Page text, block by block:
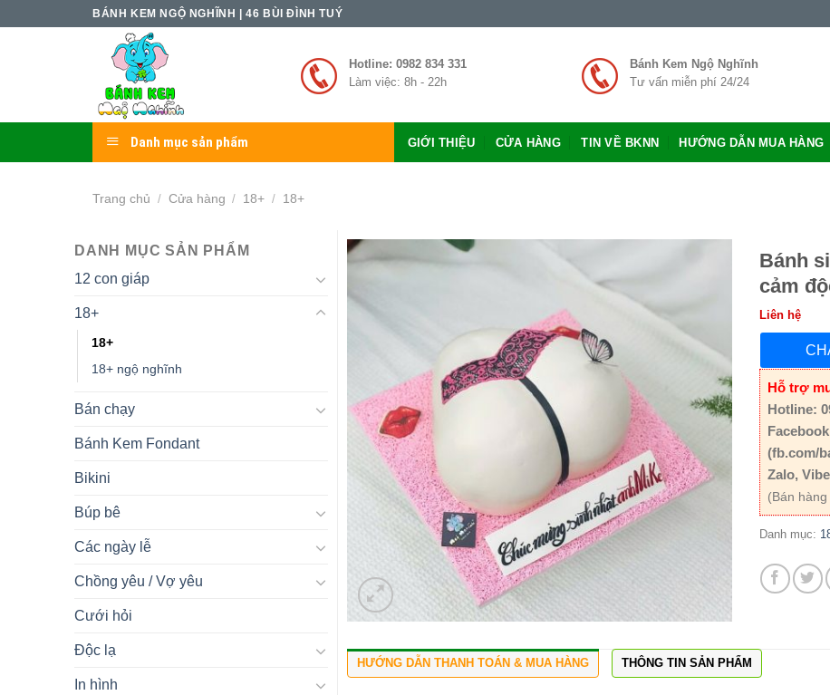
BÁNH KEM NGỘ NGHĨNH | 46 BÙI ĐÌNH TUÝ
Hotline: 0982 834 331
Làm việc: 8h - 22h
Bánh Kem Ngộ Nghĩnh
Tư vấn miễn phí 24/24
Danh mục sản phẩm GIỚI THIỆU CỬA HÀNG TIN VỀ BKNN HƯỚNG DẪN MUA HÀNG
Trang chủ / Cửa hàng / 18+ / 18+
DANH MỤC SẢN PHẨM
12 con giáp
18+
18+
18+ ngộ nghĩnh
Bán chạy
Bánh Kem Fondant
Bikini
Búp bê
Các ngày lễ
Chồng yêu / Vợ yêu
Cưới hỏi
Độc lạ
In hình
Bánh
cảm
Liên hệ
Hỗ trợ
Hotline:
(fb.com/
Zalo,
(Bán
Danh mục:
HƯỚNG DẪN THANH TOÁN & MUA HÀNG THÔNG TIN SẢN PHẨM